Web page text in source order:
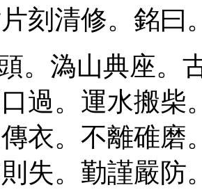
刻清修。銘曰
。溈山典座。
過。運水搬柴
衣。不離碓磨
失。勤謹嚴防